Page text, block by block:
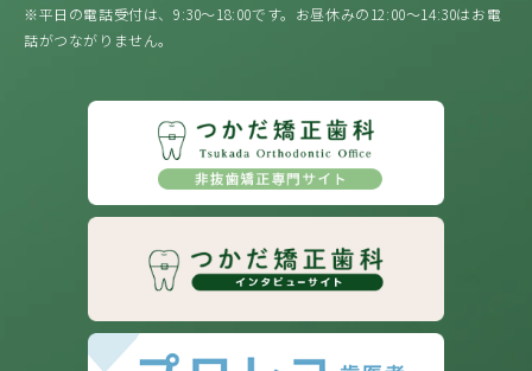
※平日の電話受付は、9:30〜18:00です。お昼休みの12:00〜14:30はお電
話がつながりません。